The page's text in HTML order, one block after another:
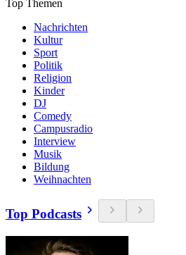
Top Themen
Nachrichten
Kultur
Sport
Politik
Religion
Kinder
DJ
Comedy
Campusradio
Interview
Musik
Bildung
Weihnachten
Top Podcasts